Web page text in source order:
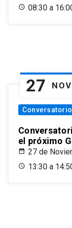
08:30 a
27 NOV
Conversatorio
el próximo
27 de
13:30 a